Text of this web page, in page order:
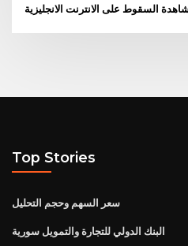
Top Stories
سعر السهم وحجم التحليل
البنك الدولي للتجارة والتمويل سورية